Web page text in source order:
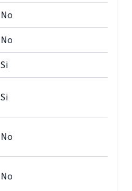
No
No
Si
Si
No
No